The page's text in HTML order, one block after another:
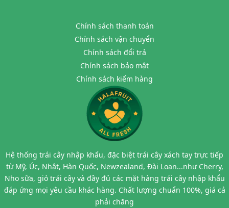
Chính sách thanh toán
Chính sách vận chuyển
Chính sách đổi trả
Chính sách bảo mật
Chính sách kiểm hàng
Hệ thống trái cây nhập khẩu, đặc biệt trái cây xách tay trực tiếp
từ Mỹ, Úc, Nhật, Hàn Quốc, Newzealand, Đài Loan...như Cherry,
Nho sữa, giỏ trái cây và đầy đủ các mặt hàng trái cây nhập khẩu
đáp ứng mọi yêu cầu khác hàng. Chất lượng chuẩn 100%, giá cả
phải chăng